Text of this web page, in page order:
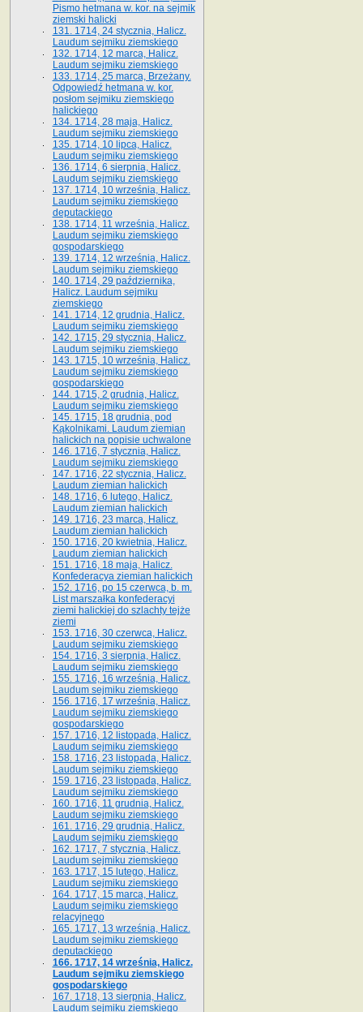
Pismo hetmana w. kor. na sejmik
ziemski halicki
131. 1714, 24 stycznia, Halicz.
Laudum sejmiku ziemskiego
132. 1714, 12 marca, Halicz.
Laudum sejmiku ziemskiego
133. 1714, 25 marca, Brzeżany.
Odpowiedź hetmana w. kor.
posłom sejmiku ziemskiego
halickiego
134. 1714, 28 maja, Halicz.
Laudum sejmiku ziemskiego
135. 1714, 10 lipca, Halicz.
Laudum sejmiku ziemskiego
136. 1714, 6 sierpnia, Halicz.
Laudum sejmiku ziemskiego
137. 1714, 10 września, Halicz.
Laudum sejmiku ziemskiego
deputackiego
138. 1714, 11 września, Halicz.
Laudum sejmiku ziemskiego
gospodarskiego
139. 1714, 12 września, Halicz.
Laudum sejmiku ziemskiego
140. 1714, 29 października,
Halicz. Laudum sejmiku
ziemskiego
141. 1714, 12 grudnia, Halicz.
Laudum sejmiku ziemskiego
142. 1715, 29 stycznia, Halicz.
Laudum sejmiku ziemskiego
143. 1715, 10 września, Halicz.
Laudum sejmiku ziemskiego
gospodarskiego
144. 1715, 2 grudnia, Halicz.
Laudum sejmiku ziemskiego
145. 1715, 18 grudnia, pod
Kąkolnikami. Laudum ziemian
halickich na popisie uchwalone
146. 1716, 7 stycznia, Halicz.
Laudum sejmiku ziemskiego
147. 1716, 22 stycznia, Halicz.
Laudum ziemian halickich
148. 1716, 6 lutego, Halicz.
Laudum ziemian halickich
149. 1716, 23 marca, Halicz.
Laudum ziemian halickich
150. 1716, 20 kwietnia, Halicz.
Laudum ziemian halickich
151. 1716, 18 maja, Halicz.
Konfederacya ziemian halickich
152. 1716, po 15 czerwca, b. m.
List marszałka konfederacyi
ziemi halickiej do szlachty tejże
ziemi
153. 1716, 30 czerwca, Halicz.
Laudum sejmiku ziemskiego
154. 1716, 3 sierpnia, Halicz.
Laudum sejmiku ziemskiego
155. 1716, 16 września, Halicz.
Laudum sejmiku ziemskiego
156. 1716, 17 września, Halicz.
Laudum sejmiku ziemskiego
gospodarskiego
157. 1716, 12 listopada, Halicz.
Laudum sejmiku ziemskiego
158. 1716, 23 listopada, Halicz.
Laudum sejmiku ziemskiego
159. 1716, 23 listopada, Halicz.
Laudum sejmiku ziemskiego
160. 1716, 11 grudnia, Halicz.
Laudum sejmiku ziemskiego
161. 1716, 29 grudnia, Halicz.
Laudum sejmiku ziemskiego
162. 1717, 7 stycznia, Halicz.
Laudum sejmiku ziemskiego
163. 1717, 15 lutego, Halicz.
Laudum sejmiku ziemskiego
164. 1717, 15 marca, Halicz.
Laudum sejmiku ziemskiego
relacyjnego
165. 1717, 13 września, Halicz.
Laudum sejmiku ziemskiego
deputackiego
166. 1717, 14 września, Halicz.
Laudum sejmiku ziemskiego
gospodarskiego
167. 1718, 13 sierpnia, Halicz.
Laudum sejmiku ziemskiego